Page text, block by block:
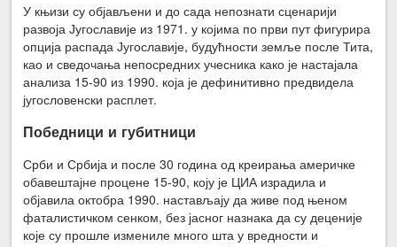
У књизи су објављени и до сада непознати сценарији
развоја Југославије из 1971. у којима по први пут фигурира
опција распада Југославије, будућности земље после Тита,
као и сведочања непосредних учесника како је настајала
анализа 15-90 из 1990. која је дефинитивно предвидела
југословенски расплет.
Победници и губитници
Срби и Србија и после 30 година од креирања америчке
обавештајне про­цене 15-90, коју је ЦИА израдила и
објавила октобра 1990. настављају да живе под њеном
фаталистичком сенком, без јас­ног назнака да су деценије
које су прошле измениле много шта у вредности и